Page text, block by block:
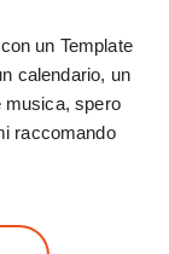
un Template
calendario, un
musica, spero
raccomando